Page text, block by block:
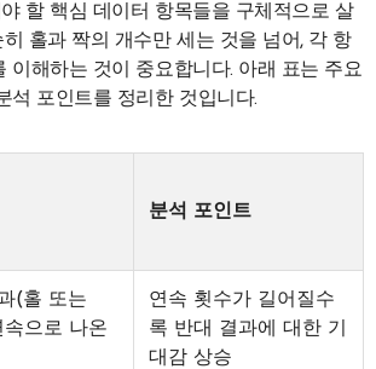
할 핵심 데이터 항목들을 구체적으로 살
히 홀과 짝의 개수만 세는 것을 넘어, 각 항
이해하는 것이 중요합니다. 아래 표는 주요
석 포인트를 정리한 것입니다.
분석 포인트
(홀 또는
으로 나온
연속 횟수가 길어질수
록 반대 결과에 대한 기
대감 상승